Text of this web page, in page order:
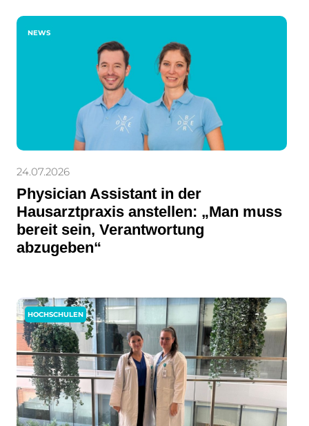
NEWS
24.07.2026
Physician Assistant in der
Hausarztpraxis anstellen: „Man muss
bereit sein, Verantwortung
abzugeben“
HOCHSCHULEN